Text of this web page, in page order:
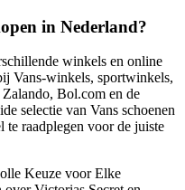
in Nederland?
winkels en online
Vans-winkels, sportwinkels,
Bol.com en de
selectie van Vans schoenen
te raadplegen voor de juiste
Keuze voor Elke